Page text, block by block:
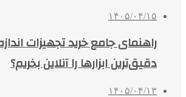
۱۴۰۵/۰۴/۱۵
راهنمای جامع خرید تجهیزات
دقیق‌ترین ابزارها را آنلاین بخریم؟
۱۴۰۵/۰۴/۱۳